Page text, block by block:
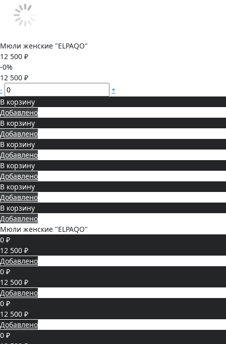
Мюли женские "ELPAQO"
12 500 ₽
-0%
12 500 ₽
-
+
В корзину
Добавлено
В корзину
Добавлено
В корзину
Добавлено
В корзину
Добавлено
В корзину
Добавлено
В корзину
Добавлено
Мюли женские "ELPAQO"
0 ₽
12 500 ₽
Добавлено
0 ₽
12 500 ₽
Добавлено
0 ₽
12 500 ₽
Добавлено
0 ₽